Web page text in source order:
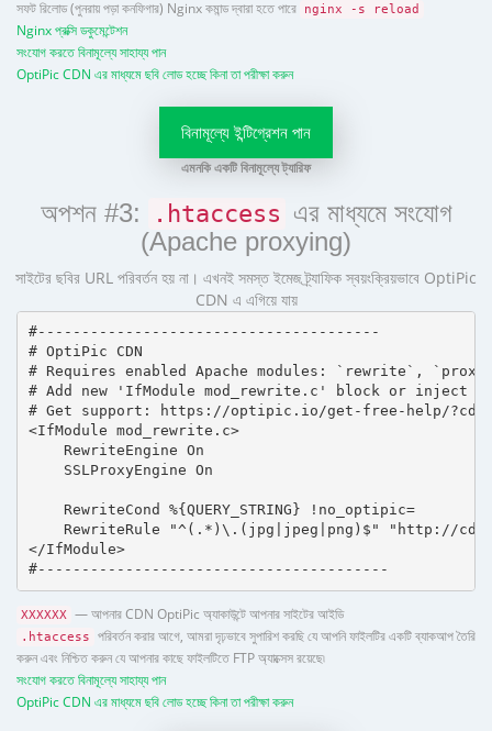
সফট রিলোড (পুনরায় পড়া কনফিগার) Nginx কমান্ড দ্বারা হতে পারে nginx -s reload
Nginx প্রক্সি ডকুমেন্টেশন
সংযোগ করতে বিনামূল্যে সাহায্য পান
OptiPic CDN এর মাধ্যমে ছবি লোড হচ্ছে কিনা তা পরীক্ষা করুন
বিনামূল্যে ইন্টিগ্রেশন পান
এমনকি একটি বিনামূল্যে ট্যারিফ
অপশন #3: .htaccess এর মাধ্যমে সংযোগ
(Apache proxying)
সাইটের ছবির URL পরিবর্তন হয় না। এখনই সমস্ত ইমেজ ট্র্যাফিক স্বয়ংক্রিয়ভাবে OptiPic
CDN এ এগিয়ে যায়
#---------------------------------------
# OptiPic CDN
# Requires enabled Apache modules: `rewrite`,
# Add new 'IfModule mod_rewrite.c' block or inject
# Get support: https://optipic.io/get-free-help/
<IfModule mod_rewrite.c>
    RewriteEngine On
    SSLProxyEngine On
    RewriteCond %{QUERY_STRING} !no_optipic=
RewriteRule "^(.*)\.(jpg|jpeg|png)$" "http://
</IfModule>
#----------------------------------------
XXXXXX — আপনার CDN OptiPic অ্যাকাউন্টে আপনার সাইটের আইডি
.htaccess
পরিবর্তন করার আগে, আমরা দৃঢ়ভাবে সুপারিশ করছি যে আপনি ফাইলটির একটি ব্যাকআপ তৈরি
করুন এবং নিশ্চিত করুন যে আপনার কাছে ফাইলটিতে FTP অ্যাক্সেস রয়েছে৷
সংযোগ করতে বিনামূল্যে সাহায্য পান
OptiPic CDN এর মাধ্যমে ছবি লোড হচ্ছে কিনা তা পরীক্ষা করুন